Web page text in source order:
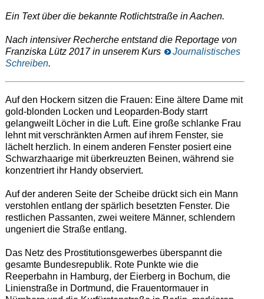
Ein Text über die bekannte Rotlichtstraße in Aachen.
Nach intensiver Recherche entstand die Reportage von
Franziska Lütz 2017 in unserem Kurs
Journalistisches
Schreiben.
Auf den Hockern sitzen die Frauen: Eine ältere Dame mit
gold-blonden Locken und Leoparden-Body starrt
gelangweilt Löcher in die Luft. Eine große schlanke Frau
lehnt mit verschränkten Armen auf ihrem Fenster, sie
lächelt herzlich. In einem anderen Fenster posiert eine
Schwarzhaarige mit überkreuzten Beinen, während sie
konzentriert ihr Handy observiert.
Auf der anderen Seite der Scheibe drückt sich ein Mann
verstohlen entlang der spärlich besetzten Fenster. Die
restlichen Passanten, zwei weitere Männer, schlendern
ungeniert die Straße entlang.
Das Netz des Prostitutionsgewerbes überspannt die
gesamte Bundesrepublik. Rote Punkte wie die
Reeperbahn in Hamburg, der Eierberg in Bochum, die
Linienstraße in Dortmund, die Frauentormauer in